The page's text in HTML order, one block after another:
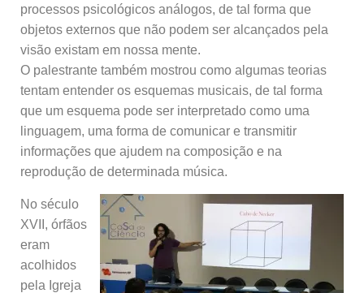
processos psicológicos análogos, de tal forma que
objetos externos que não podem ser alcançados pela
visão existam em nossa mente.
O palestrante também mostrou como algumas teorias
tentam entender os esquemas musicais, de tal forma
que um esquema pode ser interpretado como uma
linguagem, uma forma de comunicar e transmitir
informações que ajudem na composição e na
reprodução de determinada música.
No século
XVII, órfãos
eram
acolhidos
pela Igreja